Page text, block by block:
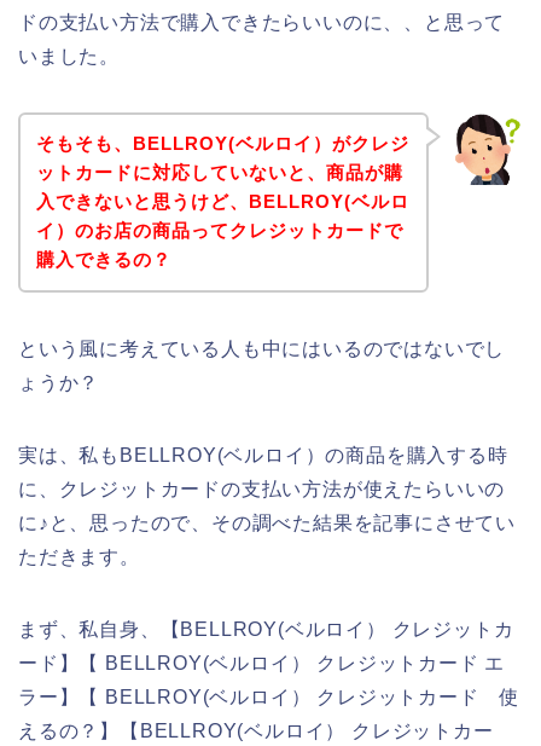
ドの支払い方法で購入できたらいいのに、、と思って
いました。
そもそも、BELLROY(ベルロイ）がクレジ
ットカードに対応していないと、商品が購
入できないと思うけど、BELLROY(ベルロ
イ）のお店の商品ってクレジットカードで
購入できるの？
という風に考えている人も中にはいるのではないでし
ょうか？
実は、私もBELLROY(ベルロイ）の商品を購入する時
に、クレジットカードの支払い方法が使えたらいいの
に♪と、思ったので、その調べた結果を記事にさせてい
ただきます。
まず、私自身、【BELLROY(ベルロイ） クレジットカ
ード】【 BELLROY(ベルロイ） クレジットカード エ
ラー】【 BELLROY(ベルロイ） クレジットカード 使
えるの？】【BELLROY(ベルロイ） クレジットカー